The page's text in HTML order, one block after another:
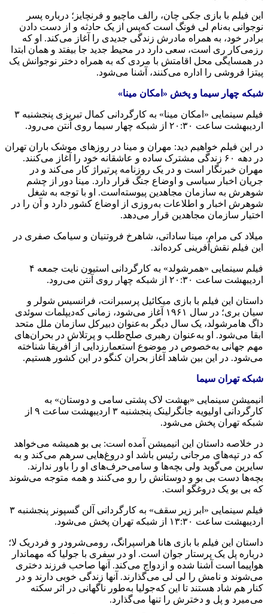
این فیلم با بازی جکی چان، رالف ماچیو و فرنچایز؛ درباره‌ پسر
نوجوانی به‌نام لی فونگ است که‌پس از یک حادثه‌ و از دست دادن
برادر خود، به‌ همراه‌ مادرش زندگی جدیدی را آغاز می‌کند. او که‌
رزمی‌کار ری است، سعی دارد در محیط جدید جا بیفتد و همان ابتدا
در همسایگی محل اقامتش با مردی که‌ به‌ همراه‌ دختر نوجوانش یک
پیتزا فروشی را اداره‌ می‌کنند، آشنا می‌شود.
شبکه‌ چهار سیما و پخش «امکان مینا»
فیلم سینمایی «امکان مینا» به‌ کارگردانی کمال تبریزی پنجشنبه‌ ۳
اردیبهشت ‌ساعت ۲۰:۳۰ از شبکه‌ چهار سیما روی آنتن می‌رود.
در این فیلم خواهیم دید: مهران و مینا در روزهای موشک باران تهران
در دهه‌ ۶۰ زندگی مشترک ساده‌ و عاشقانه‌ خود را آغاز می‌کنند.
مهران خبرنگار است و در یک روزنامه‌ پرتیراژ کار می‌کند و در
جریان اخبار سیاسی و اوضاع جنگ قرار دارد. مینا دور از چشم
شوهرش به‌ سازمان مجاهدین پیوسته‌است. او با توجه‌ به‌ شغل
شوهرش اخبار و اطلاعات به‌روزی از اوضاع کشور دارد و آن را در
اختیار سازمان مجاهدین قرار می‌دهد.
میلاد کی مرام، مینا ساداتی، شاهرخ فروتنیان و سیامک صفری در
این فیلم نقش‌آفرینی کرده‌اند.
فیلم سینمایی «همرشولد» به‌ کارگردانی استیون نایت جمعه‌ ۴
اردیبهشت ‌ساعت ۲۰:۳۰ از شبکه‌ چهار روی آنتن می‌رود.
داستان این فیلم با بازی میکائیل پرسبرانت، فرانسیس شولر و
سیان بری؛ در سال ۱۹۶۱ آغاز می‌شود، زمانی که‌دیپلمات سوئدی
داگ ‌هامرشولد، یک سال دیگر به‌عنوان دبیرکل سازمان ملل متحد
ابقا می‌شود. او به‌عنوان رهبری صلح‌طلب و پرتلاش در بحران‌های
مهم جهانی به‌خصوص در موضوع استعمارزدایی از آفریقا شناخته‌
می‌شود. در این بین شاهد آغاز بحران کنگو در این کشور هستیم.
شبکه‌ تهران سیما
انیمیشن سینمایی «بهشت لاک پشتی سامی‌ و دوستان» به‌
کارگردانی اولیویه‌ جانگرلینک پنجشنبه‌ ۳ اردیبهشت ‌ساعت ۹ از
شبکه‌ تهران پخش می‌شود.
در خلاصه‌ داستان این انیمیشن آمده‌ است: بی بو همیشه‌ می‌خواهد
که‌ در تپه‌های مرجانی رئیس باشد او دروغ‌هایی سرهم می‌کند و به‌
سایرین می‌گوید ولی بچه‌ها و سامی‌حرف‌های او را باور ندارند.
بچه‌ها دست بی بو و دوستانش را رو می‌کنند و همه‌ متوجه‌ می‌شوند
که‌ بی بو یک دروغگو است.
فیلم سینمایی «ابر زیر سقف» به‌ کارگردانی آلن گسپونر پنجشنبه‌ ۳
اردیبهشت ‌ساعت ۱۳:۳۰ از شبکه‌ تهران پخش می‌شود.
داستان این فیلم با بازی ‌هانا هراسپرانگ، رومی‌شرودر و فردریک لا؛
درباره‌ پل یک پرستار جوان است. او در سفری با جولیا که‌ مهماندار
هواپیما است آشنا شده‌ و ازدواج می‌کند. آنها صاحب فرزند دختری
می‌شوند و نامش را لی لی می‌گذارند. آنها زندگی خوبی دارند و در
کنار هم شاد هستند تا این که‌جولیا به‌طور ناگهانی در اثر سکته‌
می‌میرد و پل و دخترش را تنها می‌گذارد.